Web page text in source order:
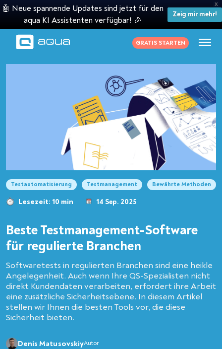
X
🤖 Neue spannende Updates sind jetzt für den
aqua KI Assistenten verfügbar! 🎉
Zeig mir mehr!
GRATIS STARTEN
Testautomatisierung Testmanagement Bewährte Methoden
Lesezeit: 10 min 14 Sep. 2025
Beste Testmanagement-Software
für regulierte Branchen
Softwaretests in regulierten Branchen sind eine heikle
Angelegenheit. Auch wenn Ihre QS-Spezialisten nicht
direkt Kundendaten verarbeiten, erfordert ihre Arbeit
eine zusätzliche Sicherheitsebene. In diesem Artikel
stellen wir Ihnen die besten Tools vor, die diese
Sicherheit bieten.
Denis MatusovskiyAutor